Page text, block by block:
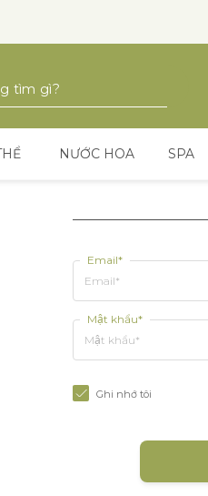
NƯỚC HOA SPA
Email*
Mật khẩu*
Ghi nhớ tôi